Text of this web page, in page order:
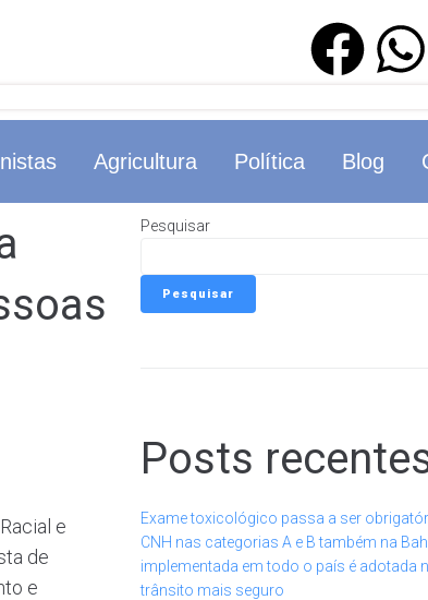
Agricultura Política Blog
e
de
e
Pesquisar
Pesquisar
Posts
Exame toxicológico passa a ser
CNH nas categorias A e B também na
implementada em todo o país é adotada
trânsito mais seguro